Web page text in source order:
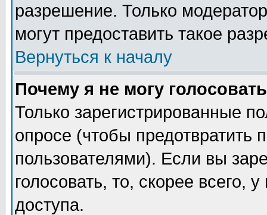
разрешение. Только
могут предоставить такое
Вернуться к началу
Почему я не могу
Только зарегистрированные
опросе (чтобы предотвратить
пользователями). Если вы
голосовать, то, скорее всего,
доступа.